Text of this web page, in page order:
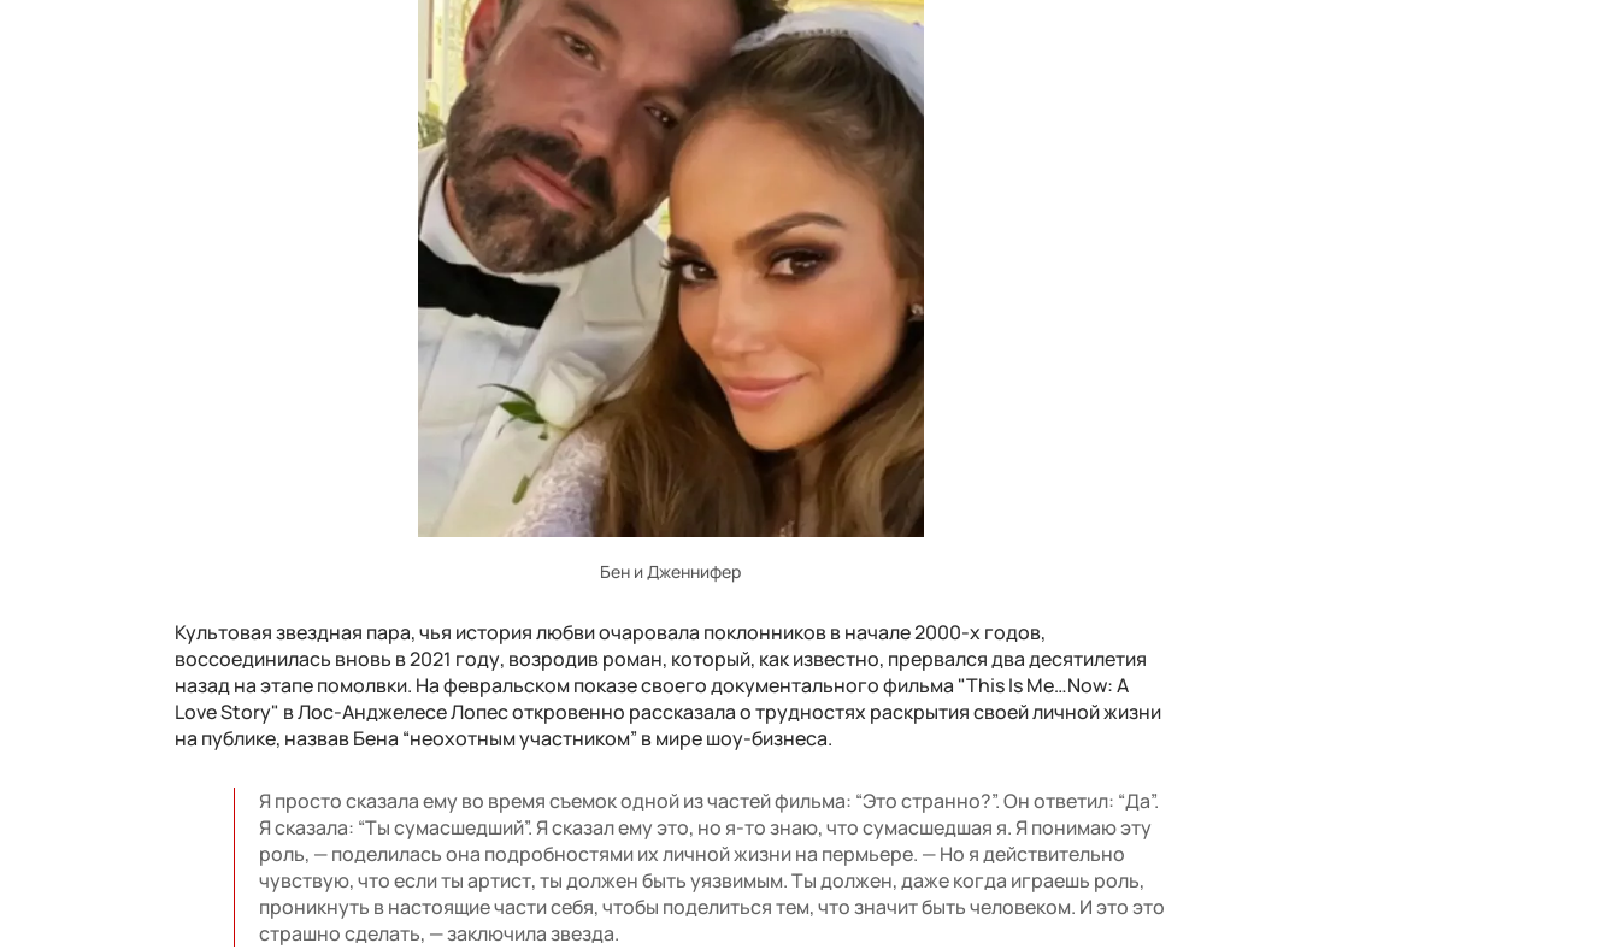
Бен и Дженнифер
Культовая звездная пара, чья история любви очаровала поклонников в начале 2000-х годов,
воссоединилась вновь в 2021 году, возродив роман, который, как известно, прервался два десятилетия
назад на этапе помолвки. На февральском показе своего документального фильма "This Is Me…Now: A
Love Story" в Лос-Анджелесе Лопес откровенно рассказала о трудностях раскрытия своей личной жизни
на публике, назвав Бена “неохотным участником” в мире шоу-бизнеса.
Я просто сказала ему во время съемок одной из частей фильма: “Это странно?”. Он ответил: “Да”.
Я сказала: “Ты сумасшедший”. Я сказал ему это, но я-то знаю, что сумасшедшая я. Я понимаю эту
роль, — поделилась она подробностями их личной жизни на пермьере. — Но я действительно
чувствую, что если ты артист, ты должен быть уязвимым. Ты должен, даже когда играешь роль,
проникнуть в настоящие части себя, чтобы поделиться тем, что значит быть человеком. И это это
страшно сделать, — заключила звезда.